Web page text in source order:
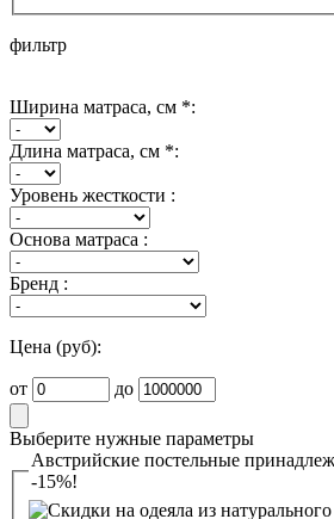
фильтр
Ширина матраса, см *:
Длина матраса, см *:
Уровень жесткости :
Основа матраса :
Бренд :
Цена (руб):
от до
Выберите нужные параметры
Австрийские постельные
-15%!